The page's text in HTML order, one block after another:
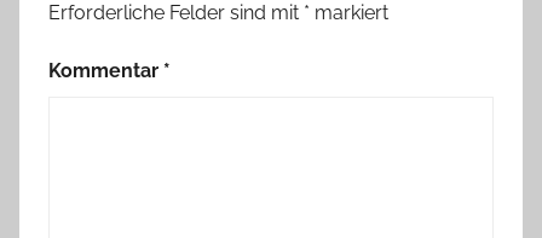
Erforderliche Felder sind mit * markiert
Kommentar *